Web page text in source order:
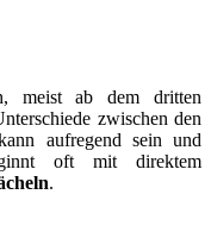
meist ab dem dritten
zwischen den
aufregend sein und
oft mit direktem
.